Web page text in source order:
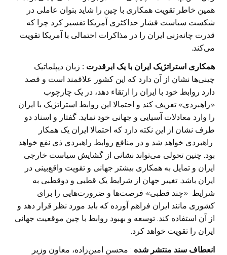
همین خاطر ‌تقویت همکاری با چین را شاید بتوان عاملی در
شکست سیاست فشار ‏حداکثری آمریکا تفسیر کرد چرا که
قدرت چانه‌زنی ایران را در مذاکرات احتمالی با آمریکا تقویت
می‌کند. ‏
همکاری استراتژیک ایران با یک ابرقدرت : زبان دیپلماتیک
چینی‌ها نشان از آن دارد که این کشور ‏علاقمند است و قصد
دارد روابط خود با ایران را ارتقاء دهد، در یک چارچوب
«راهبردی» تعریف کند و احتمالا این ‏روابط استراتژیک با ایران
را وارد معادلات آسیایی و جهانی خود نماید. گفتار و اسناد دو
طرف نشان از این نکته ‏دارد که احتمالا ایران یک همکار
راهبردی خواهد شد و در منافع روابط راهبردی ذی‌ نفع خواهد
بود. چنین ‏تحولی می‌تواند نشانی از گشایش سیاست خارجی
ایران و تمایل به همکاری بیشتر جهانی و تقویت ‏واقع‌بینی در
ایران باشد. تغییر جهان از شرایط یک قطبی و دوقطبی به
شرایط «چند قطبی» فرصت‌ها و ‏ضرورت‌هایی را برای
کشوری مانند ایران فراهم آورده که باید مورد نظر قرار دهد و
از آن استفاده کند. توسعه و ‏بهبود روابط با چین موقعیت جهانی
ایران را تقویت خواهد کرد.‏
انعطاف سند منتشر شده : محسن امین‌زاده، معاون وزیر